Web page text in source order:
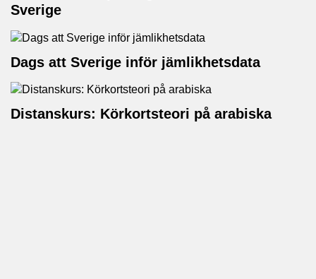
Sverige
Dags att Sverige inför jämlikhetsdata
Distanskurs: Körkortsteori på arabiska